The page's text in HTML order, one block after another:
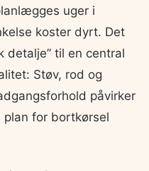
uger i
koster dyrt. Det
detalje” til en central
Støv, rod og
påvirker
plan for bortkørsel